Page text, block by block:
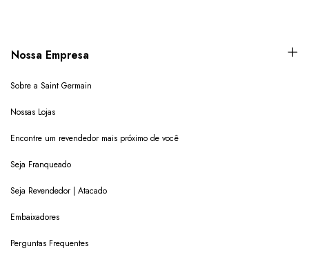
Nossa Empresa
Sobre a Saint Germain
Nossas Lojas
Encontre um revendedor mais próximo de você
Seja Franqueado
Seja Revendedor | Atacado
Embaixadores
Perguntas Frequentes